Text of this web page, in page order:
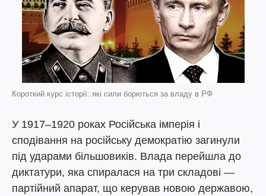
Короткий курс історії: які сили борються за владу в РФ
У 1917–1920 роках Російська імперія і
сподівання на російську демократію загинули
під ударами більшовиків. Влада перейшла до
диктатури, яка спиралася на три складові —
партійний апарат, що керував новою державою,